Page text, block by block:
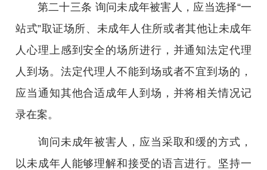
第二十三条 询问未成年被害人，应当选择“一
站式”取证场所、未成年人住所或者其他让未成年
人心理上感到安全的场所进行，并通知法定代理
人到场。法定代理人不能到场或者不宜到场的，
应当通知其他合适成年人到场，并将相关情况记
录在案。
询问未成年被害人，应当采取和缓的方式，
以未成年人能够理解和接受的语言进行。坚持一